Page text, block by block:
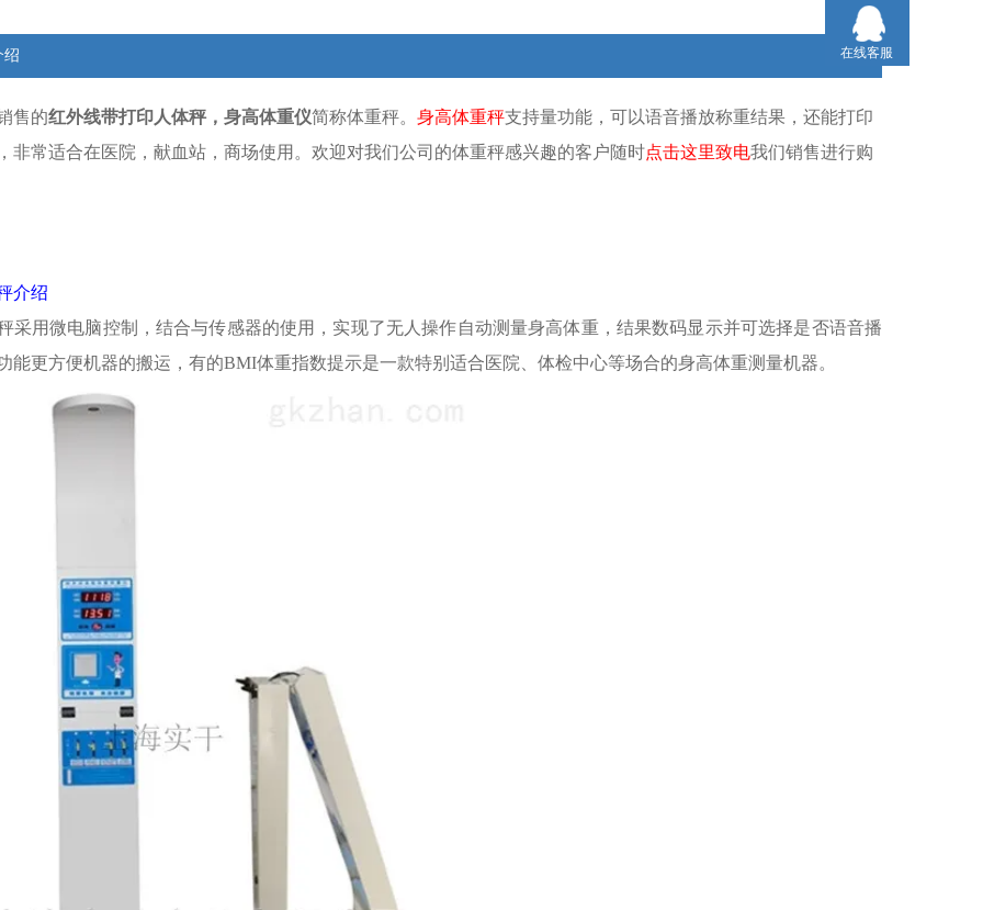
绍
售的红外线带打印人体秤，身高体重仪简称体重秤。 身高体重秤支持量功能，可以语音播放称重结果，还能打印
非常适合在医院，献血站，商场使用。欢迎对我们公司的体重秤感兴趣的客户随时点击这里致电我们销售进行购
介绍
采用微电脑控制，结合与传感器的使用，实现了无人操作自动测量身高体重，结果数码显示并可选择是否语音播
能更方便机器的搬运，有的BMI体重指数提示是一款特别适合医院、体检中心等场合的身高体重测量机器。
在线客服